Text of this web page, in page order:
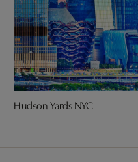
Hudson Yards NYC